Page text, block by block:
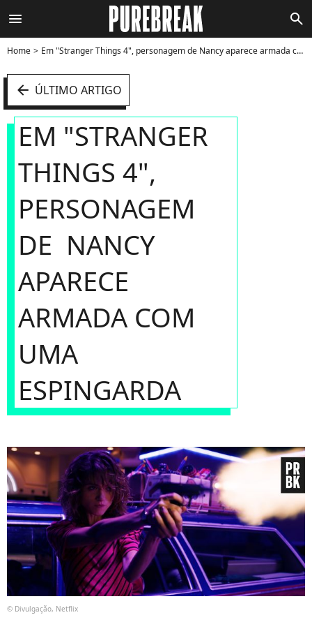
menu search
Home Em "Stranger Things 4", personagem de Nancy aparece armada com uma espingarda - Foto
arrow_left ÚLTIMO ARTIGO
EM "STRANGER
THINGS 4",
PERSONAGEM
DE NANCY
APARECE
ARMADA COM
UMA
ESPINGARDA
© Divulgação, Netflix